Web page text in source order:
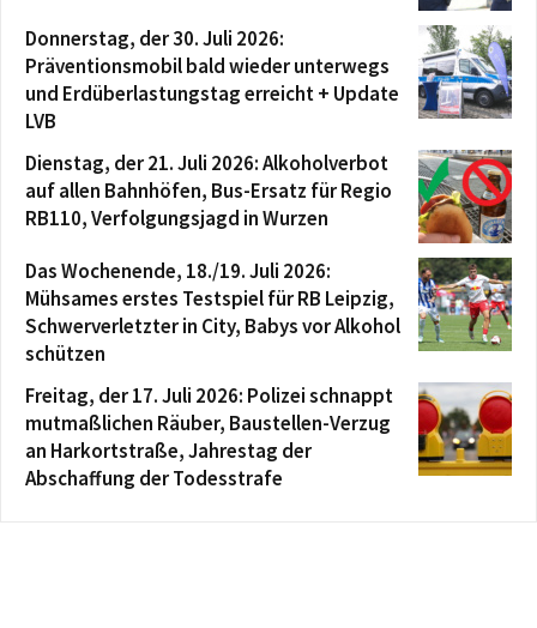
Donnerstag, der 30. Juli 2026:
Präventionsmobil bald wieder unterwegs
und Erdüberlastungstag erreicht + Update
LVB
Dienstag, der 21. Juli 2026: Alkoholverbot
auf allen Bahnhöfen, Bus-Ersatz für Regio
RB110, Verfolgungsjagd in Wurzen
Das Wochenende, 18./19. Juli 2026:
Mühsames erstes Testspiel für RB Leipzig,
Schwerverletzter in City, Babys vor Alkohol
schützen
Freitag, der 17. Juli 2026: Polizei schnappt
mutmaßlichen Räuber, Baustellen-Verzug
an Harkortstraße, Jahrestag der
Abschaffung der Todesstrafe